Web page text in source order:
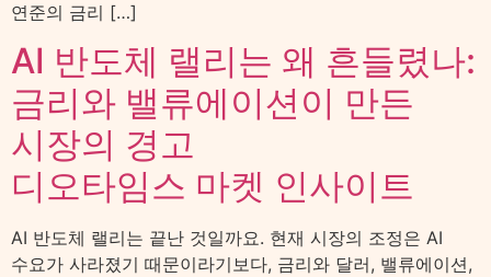
연준의 금리 […]
AI 반도체 랠리는 왜 흔들렸나:
금리와 밸류에이션이 만든
시장의 경고
디오타임스 마켓 인사이트
AI 반도체 랠리는 끝난 것일까요. 현재 시장의 조정은 AI
수요가 사라졌기 때문이라기보다, 금리와 달러, 밸류에이션,